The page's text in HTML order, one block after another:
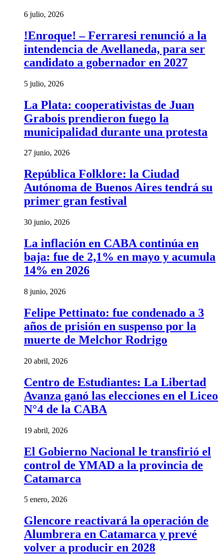
6 julio, 2026
!Enroque! – Ferraresi renunció a la
intendencia de Avellaneda, para ser
candidato a gobernador en 2027
5 julio, 2026
La Plata: cooperativistas de Juan
Grabois prendieron fuego la
municipalidad durante una protesta
27 junio, 2026
República Folklore: la Ciudad
Autónoma de Buenos Aires tendrá su
primer gran festival
30 junio, 2026
La inflación en CABA continúa en
baja: fue de 2,1% en mayo y acumula
14% en 2026
8 junio, 2026
Felipe Pettinato: fue condenado a 3
años de prisión en suspenso por la
muerte de Melchor Rodrigo
20 abril, 2026
Centro de Estudiantes: La Libertad
Avanza ganó las elecciones en el Liceo
N°4 de la CABA
19 abril, 2026
El Gobierno Nacional le transfirió el
control de YMAD a la provincia de
Catamarca
5 enero, 2026
Glencore reactivará la operación de
Alumbrera en Catamarca y prevé
volver a producir en 2028